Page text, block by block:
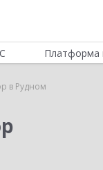
Платформа
в Рудном